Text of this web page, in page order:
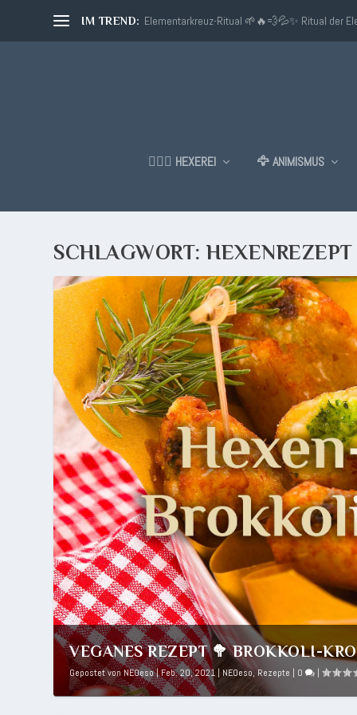
IM TREND: Elementarkreuz-Ritual 🌱🔥💨💦✨ Ritual der
🧙🏼‍♂️ HEXEREI 🦅 ANIMISMUS
SCHLAGWORT:HEXENREZEPT
VEGANES REZEPT 🥦 BROKKOLI-
Gepostet vonNEOeso|Feb. 20, 2021| NEOeso,Rezepte | 0 |